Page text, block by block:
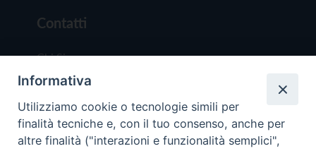
Contatti
Chi Siamo
Redazione
Scrivici
Informativa
Utilizziamo cookie o tecnologie simili per
finalità tecniche e, con il tuo consenso, anche per
altre finalità ("interazioni e funzionalità semplici",